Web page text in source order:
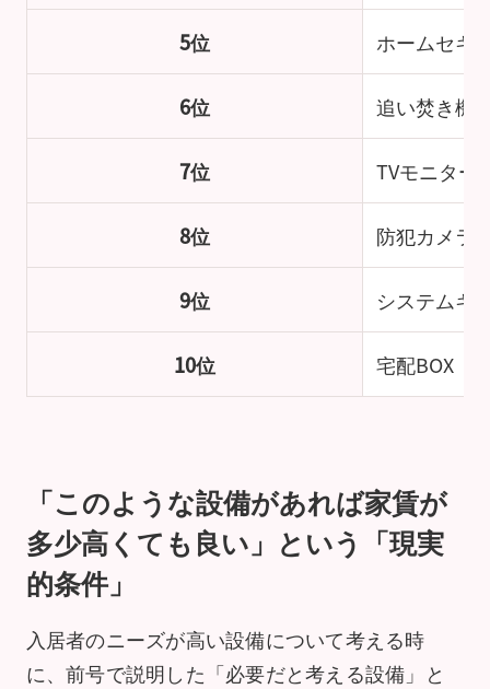
5位 ホームセキ
6位 追い焚き機
7位 TVモニター
8位 防犯カメラ
9位 システムキ
10位 宅配BOX
「このような設備があれば家賃が
多少高くても良い」という「現実
的条件」
入居者のニーズが高い設備について考える時
に、前号で説明した「必要だと考える設備」と